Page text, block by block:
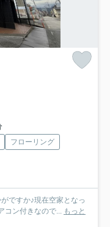
フローリング
ですか♪現在空家となっ
コン付きなので...
もっと